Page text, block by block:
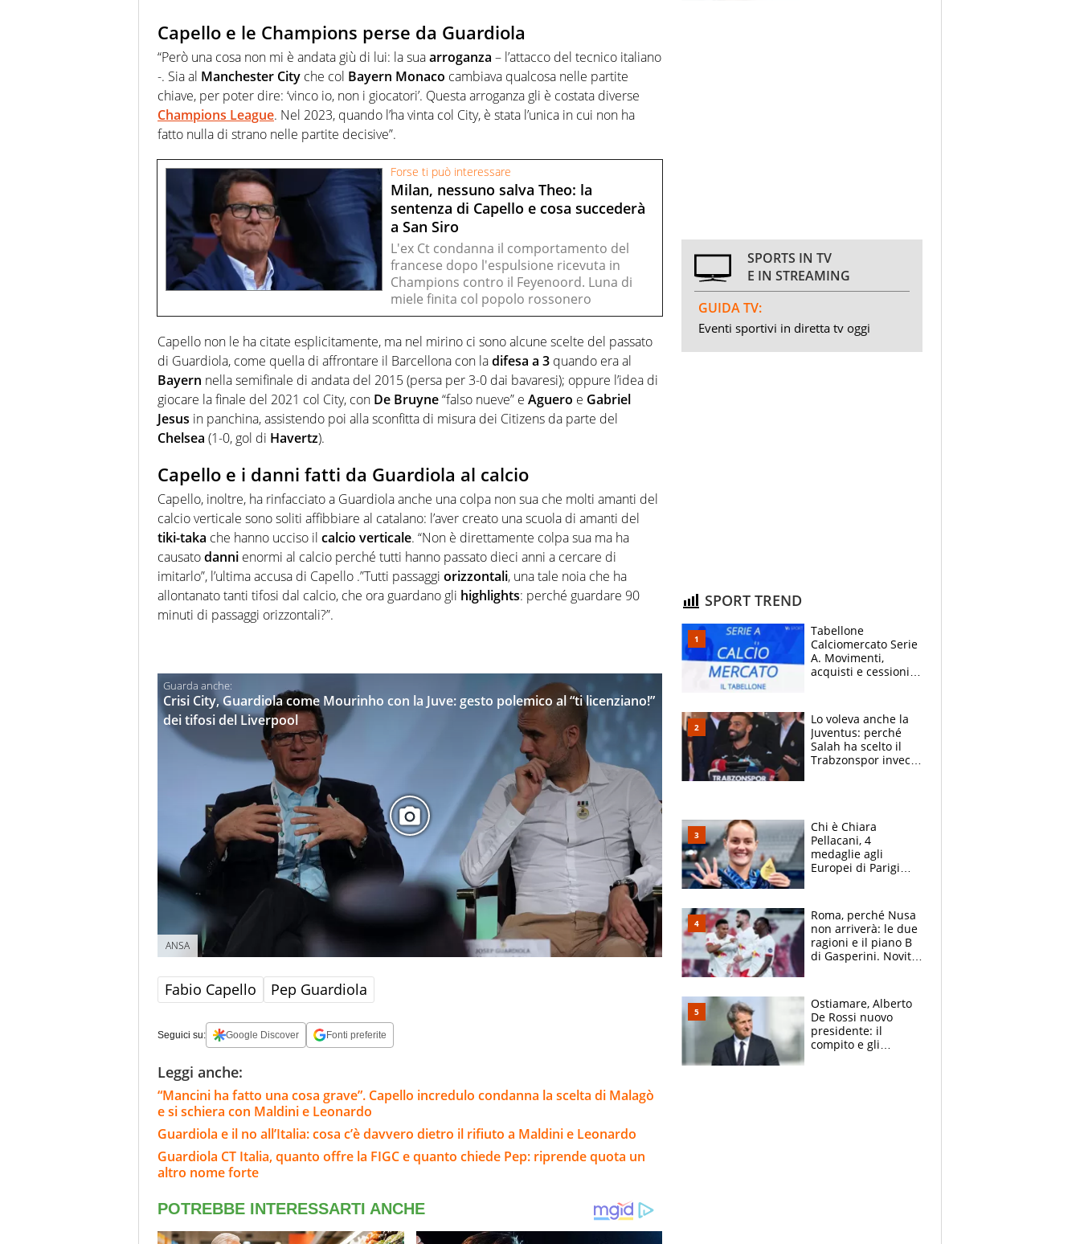
Capello e le Champions perse da Guardiola
“Però una cosa non mi è andata giù di lui: la suaarroganza – l’attacco del tecnico italiano
-. Sia al Manchester City che col Bayern Monaco cambiava qualcosa nelle partite
chiave, per poter dire: ‘vinco io, non i giocatori’. Questa arroganza gli è costata diverse
Champions League. Nel 2023, quando l’ha vinta col City, è stata l’unica in cui non ha
fatto nulla di strano nelle partite decisive”.
Forse ti può interessare
Milan, nessuno salva Theo: la
sentenza di Capello e cosa succederà
a San Siro
L'ex Ct condanna il comportamento del
francese dopo l'espulsione ricevuta in
Champions contro il Feyenoord. Luna di
miele finita col popolo rossonero
Capello non le ha citate esplicitamente, ma nel mirino ci sono alcune scelte del passato
di Guardiola, come quella di affrontare il Barcellona con ladifesa a 3 quando era al
Bayern nella semifinale di andata del 2015 (persa per 3-0 dai bavaresi); oppure l’idea di
giocare la finale del 2021 col City, con De Bruyne“falso nueve” e Aguero e Gabriel
Jesus in panchina, assistendo poi alla sconfitta di misura dei Citizens da parte del
Chelsea (1-0, gol di Havertz).
Capello e i danni fatti da Guardiola al calcio
Capello, inoltre, ha rinfacciato a Guardiola anche una colpa non sua che molti amanti del
calcio verticale sono soliti affibbiare al catalano: l’aver creato una scuola di amanti del
tiki-taka che hanno ucciso il calcio verticale. “Non è direttamente colpa sua ma ha
causatodanni enormi al calcio perché tutti hanno passato dieci anni a cercare di
imitarlo”, l’ultima accusa di Capello .”Tutti passaggi orizzontali, una tale noia che ha
allontanato tanti tifosi dal calcio, che ora guardano gli highlights: perché guardare 90
minuti di passaggi orizzontali?”.
Crisi City, Guardiola come Mourinho con la Juve: gesto polemico al “ti licenziano!”
dei tifosi del Liverpool
ANSA
Fabio Capello Pep Guardiola
Seguici su: Google Discover Fonti preferite
Leggi anche:
“Mancini ha fatto una cosa grave”. Capello incredulo condanna la scelta di Malagò
e si schiera con Maldini e Leonardo
Guardiola e il no all’Italia: cosa c’è davvero dietro il rifiuto a Maldini e Leonardo
Guardiola CT Italia, quanto offre la FIGC e quanto chiede Pep: riprende quota un
altro nome forte
SPORTS IN TV
E IN STREAMING
GUIDA TV:
Eventi sportivi in diretta tv oggi
SPORT TREND
Tabellone
Calciomercato Serie
A. Movimenti,
acquisti e cessioni:
Lo voleva anche la
Juventus: perché
Salah ha scelto il
Trabzonspor invece
Chi è Chiara
Pellacani, 4
medaglie agli
Europei di Parigi
giornalista, mamma
insegnante e il
fratello calciatore
Roma, perché Nusa
non arriverà: le due
ragioni e il piano B
di Gasperini. Novità
Ostiamare, Alberto
De Rossi nuovo
presidente: il
compito e gli